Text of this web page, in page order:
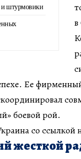
и штурмовики
в
Ее
боевой рой.
со ссылкой
жесткой